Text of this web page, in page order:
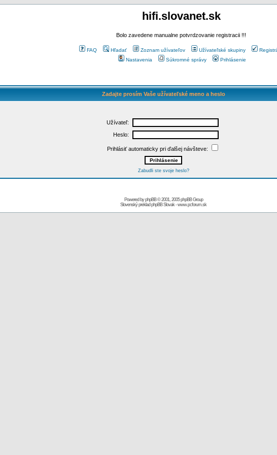
hifi.slovanet.sk
Bolo zavedene manualne potvrdzovanie registracii !!!
FAQ Hľadať Zoznam užívateľov Užívateľské skupiny
Nastavenia
Súkromné správy Prihlásenie
Zadajte prosím Vaše užívateľské meno a heslo
Užívateľ:
Heslo:
Prihlásiť automaticky pri ďalšej návšteve:
Zabudli ste svoje heslo?
Powered byphpBB© 2001, 2005 phpBB Group
Slovenský preklad phpBB Slovak-www.pcforum.sk